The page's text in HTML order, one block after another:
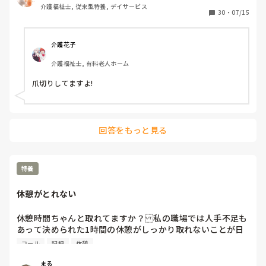
入職3年目のペーペーが20年以上のベテランに申し出ても、
揉め事になるくらいにした方がいいものか、流しては居られ
ずどうしよう。。。
介護福祉士, 従来型特養, デイサービス
30 ・ 07/15
介護花子
介護福祉士, 有料老人ホーム
爪切りしてますよ!
回答をもっと見る
特養
休憩がとれない
休憩時間ちゃんと取れてますか？私の職場では人手不足も
あって決められた1時間の休憩がしっかり取れないことが日
常茶飯事です。記録を書いたり鳴りやまないナースコールの
もあります。オンとオフの切り替えができないと午後の業
コール 記録 休憩
まる